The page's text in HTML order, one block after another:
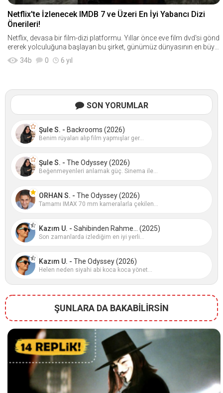
Netflix'te İzlenecek IMDB 7 ve Üzeri En İyi Yabancı Dizi
Önerileri!
Netflix, devasa bir film-dizi platformu. Yıllar önce eve film dvd'si gönd
ererek yolculuğuna başlayan bu şirket, günümüz dünyasının en büy&
uum
34b 0 6 yıl
SON YORUMLAR
Şule S. - Backrooms (2026)
Benim rüyaları alıp film yapmışlar ger...
Şule S. - The Odyssey (2026)
Beğenmeyenleri anlamak güç. Sinema ile...
ORHAN S. - The Odyssey (2026)
Tamamı IMAX 70 mm kameralarla çekilen...
Kazım U. - Sahibinden Rahme... (2025)
Son zamanlarda izlediğim en iyi yerli...
Kazım U. - The Odyssey (2026)
Helen neden siyahi abi koca koca yönet...
ŞUNLARA DA BAKABİLİRSİN